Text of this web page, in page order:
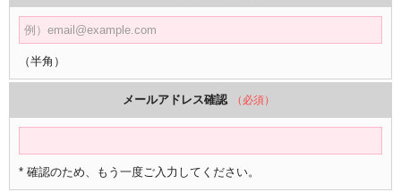
（半角）
メールアドレス確認 （必須）
* 確認のため、もう一度ご入力してください。